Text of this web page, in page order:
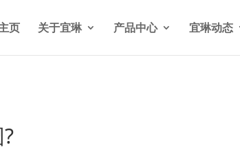
Divi/functions.phpon line5841
页 关于宜琳 产品中心 宜琳动态